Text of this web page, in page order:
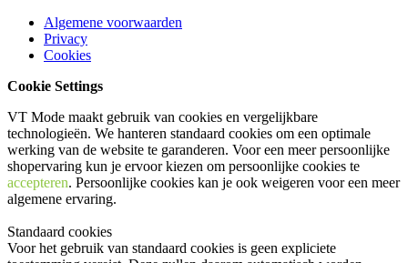
Algemene voorwaarden
Privacy
Cookies
Cookie Settings
VT Mode maakt gebruik van cookies en vergelijkbare
technologieën. We hanteren standaard cookies om een optimale
werking van de website te garanderen. Voor een meer persoonlijke
shopervaring kun je ervoor kiezen om persoonlijke cookies te
accepteren. Persoonlijke cookies kan je ook weigeren voor een meer
algemene ervaring.
Standaard cookies
Voor het gebruik van standaard cookies is geen expliciete